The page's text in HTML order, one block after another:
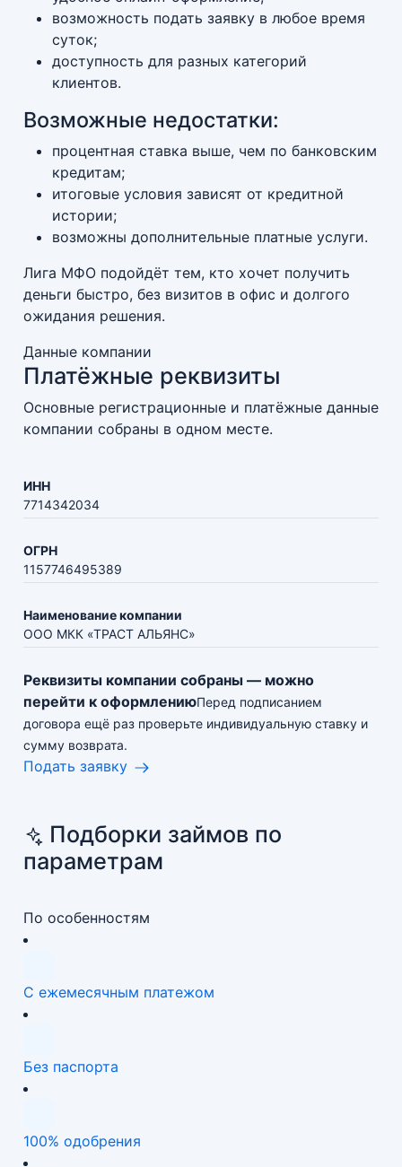
возможность подать заявку в любое время
суток;
доступность для разных категорий
клиентов.
Возможные недостатки:
процентная ставка выше, чем по банковским
кредитам;
итоговые условия зависят от кредитной
истории;
возможны дополнительные платные услуги.
Лига МФО подойдёт тем, кто хочет получить
деньги быстро, без визитов в офис и долгого
ожидания решения.
Данные компании
Платёжные реквизиты
Основные регистрационные и платёжные данные
компании собраны в одном месте.
ИНН
7714342034
ОГРН
1157746495389
Наименование компании
ООО МКК «ТРАСТ АЛЬЯНС»
Реквизиты компании собраны — можно
перейти к оформлениюПеред подписанием
договора ещё раз проверьте индивидуальную ставку и
сумму возврата.
Подать заявку
Подборки займов по
параметрам
По особенностям
С ежемесячным платежом
Без паспорта
100% одобрения